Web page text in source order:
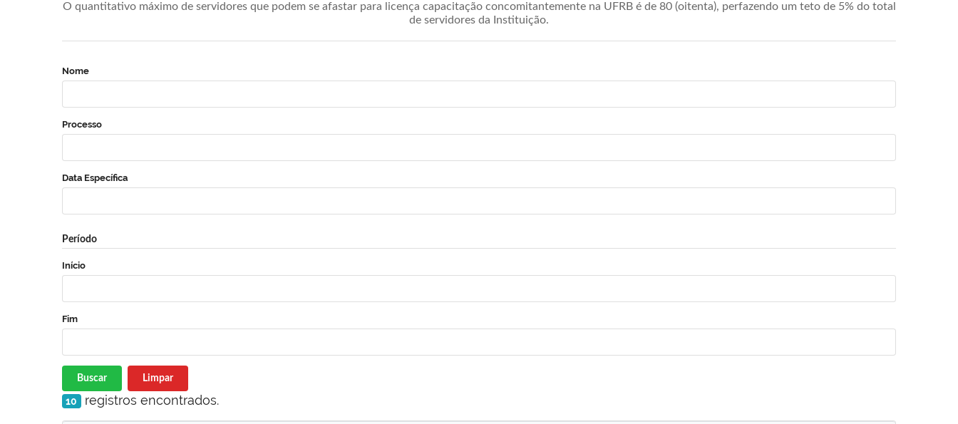
O quantitativo máximo de servidores que podem se afastar para licença capacitação concomitantemente na UFRB é de 80 (oitenta), perfazendo um teto de 5% do total
de servidores da Instituição.
Nome
Processo
Data Específica
Período
Início
Fim
Buscar Limpar
10 registros encontrados.